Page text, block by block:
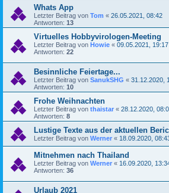
Whats App
Letzter Beitrag von Tom « 26.05.2021, 08:42
Antworten: 13
Virtuelles Hobbyvirologen-Meeting
Letzter Beitrag von Howie « 09.05.2021, 19:17
Antworten: 22
Besinnliche Feiertage...
Letzter Beitrag von SanukSHG « 31.12.2020,
Antworten: 10
Frohe Weihnachten
Letzter Beitrag von thaistar « 28.12.2020,
Antworten: 8
Lustige Texte aus der aktuellen
Letzter Beitrag von Werner « 18.09.2020,
Mitnehmen nach Thailand
Letzter Beitrag von Werner « 16.09.2020,
Antworten: 36
Urlaub 2021